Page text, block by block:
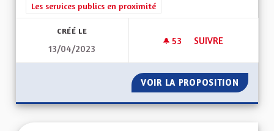
Filtrer les résultats de la catégorie : Les services publics en
Les services publics en proximité
CRÉÉ LE
13/04/2023
53 53 ABONNÉS
SUIVRE
VOIR LA PROPOSITION